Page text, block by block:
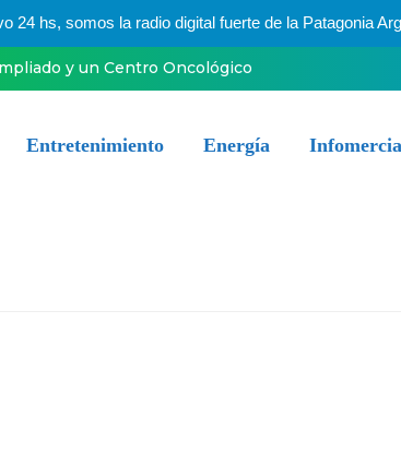
24 hs, somos la radio digital fuerte de la Patagonia
y un Centro Oncológico
Entretenimiento Energía